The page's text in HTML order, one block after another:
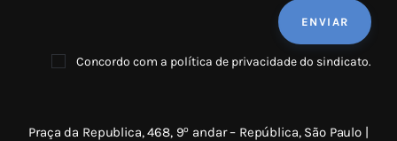
Concordo com a política de privacidade do sindicato.
Praça da Republica, 468, 9o andar – República, São Paulo |